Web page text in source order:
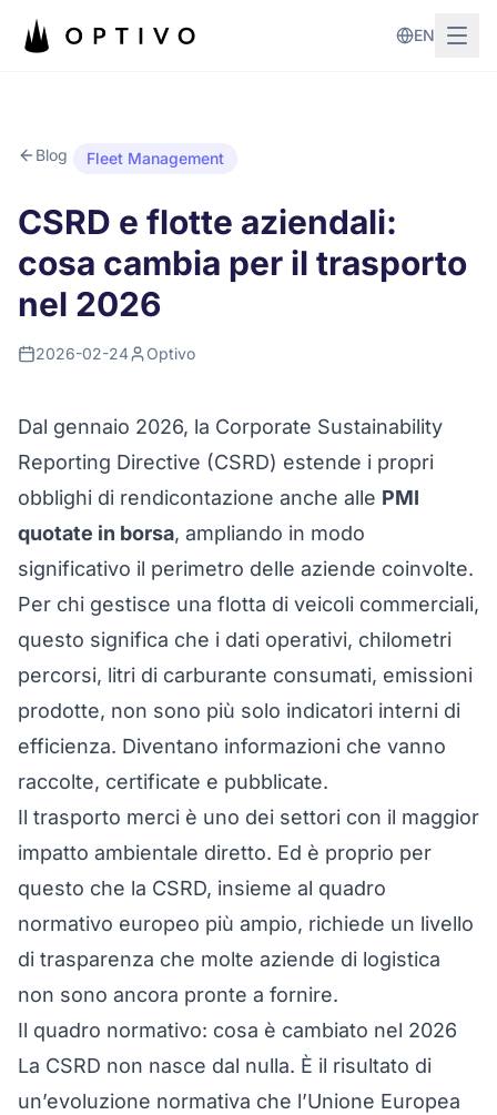
EN
Blog Fleet Management
CSRD e flotte aziendali:
cosa cambia per il trasporto
nel 2026
2026-02-24 Optivo
Dal gennaio 2026, la Corporate Sustainability
Reporting Directive (CSRD) estende i propri
obblighi di rendicontazione anche alle PMI
quotate in borsa, ampliando in modo
significativo il perimetro delle aziende coinvolte.
Per chi gestisce una flotta di veicoli commerciali,
questo significa che i dati operativi, chilometri
percorsi, litri di carburante consumati, emissioni
prodotte, non sono più solo indicatori interni di
efficienza. Diventano informazioni che vanno
raccolte, certificate e pubblicate.
Il trasporto merci è uno dei settori con il maggior
impatto ambientale diretto. Ed è proprio per
questo che la CSRD, insieme al quadro
normativo europeo più ampio, richiede un livello
di trasparenza che molte aziende di logistica
non sono ancora pronte a fornire.
Il quadro normativo: cosa è cambiato nel 2026
La CSRD non nasce dal nulla. È il risultato di
un’evoluzione normativa che l’Unione Europea